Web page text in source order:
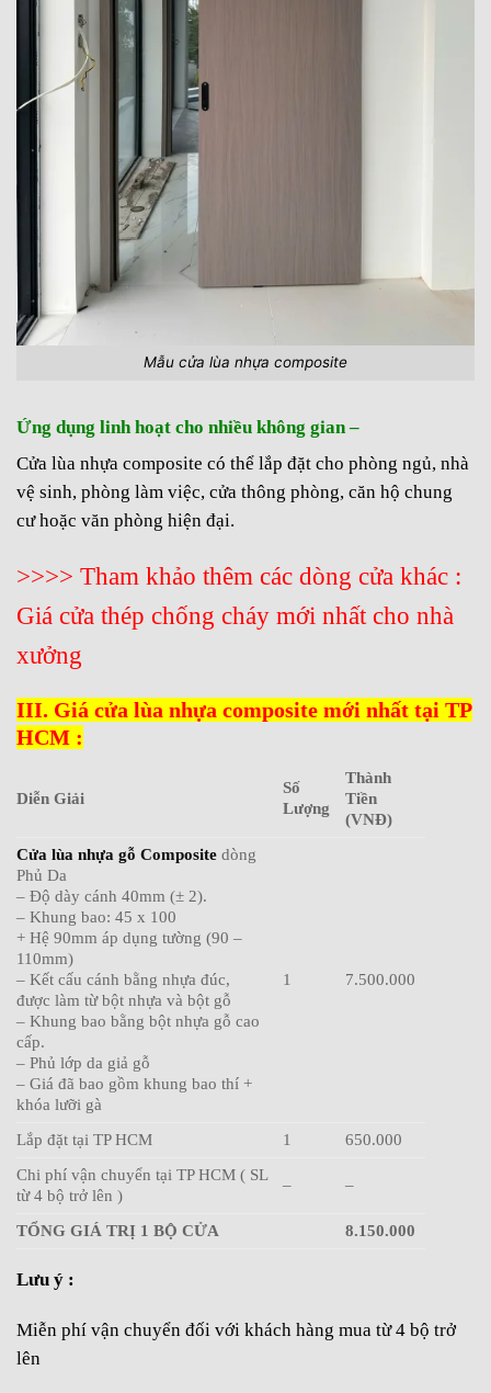
Mẫu cửa lùa nhựa composite
Ứng dụng linh hoạt cho nhiều không gian –
Cửa lùa nhựa composite có thể lắp đặt cho phòng ngủ, nhà
vệ sinh, phòng làm việc, cửa thông phòng, căn hộ chung
cư hoặc văn phòng hiện đại.
>>>> Tham khảo thêm các dòng cửa khác :
Giá cửa thép chống cháy mới nhất cho nhà
xưởng
III. Giá cửa lùa nhựa composite mới nhất tại TP
HCM :
Diễn Giải
Số
Lượng
Thành
Tiền
(VNĐ)
Cửa lùa nhựa gỗ Composite dòng
Phủ Da
– Độ dày cánh 40mm (± 2).
– Khung bao: 45 x 100
+ Hệ 90mm áp dụng tường (90 –
110mm)
– Kết cấu cánh bằng nhựa đúc,
được làm từ bột nhựa và bột gỗ
– Khung bao bằng bột nhựa gỗ cao
cấp.
– Phủ lớp da giả gỗ
– Giá đã bao gồm khung bao thí +
khóa lưỡi gà
1 7.500.000
Lắp đặt tại TP HCM 1
650.000
Chi phí vận chuyển tại TP HCM ( SL
từ 4 bộ trở lên )
– –
TỔNG GIÁ TRỊ 1 BỘ CỬA 8.150.000
Lưu ý :
Miễn phí vận chuyển đối với khách hàng mua từ 4 bộ trở
lên